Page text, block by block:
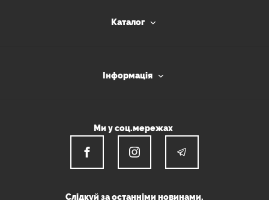
Каталог
Інформація
Ми у соц.мережах
Слідкуй за останніми новинами.